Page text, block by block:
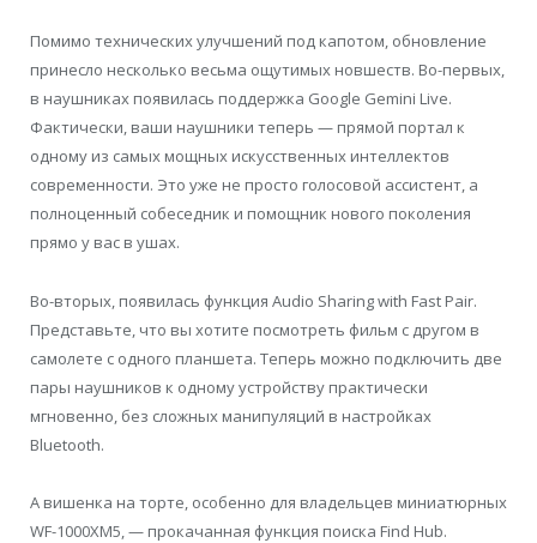
Помимо технических улучшений под капотом, обновление
принесло несколько весьма ощутимых новшеств. Во-первых,
в наушниках появилась поддержка Google Gemini Live.
Фактически, ваши наушники теперь — прямой портал к
одному из самых мощных искусственных интеллектов
современности. Это уже не просто голосовой ассистент, а
полноценный собеседник и помощник нового поколения
прямо у вас в ушах.
Во-вторых, появилась функция Audio Sharing with Fast Pair.
Представьте, что вы хотите посмотреть фильм с другом в
самолете с одного планшета. Теперь можно подключить две
пары наушников к одному устройству практически
мгновенно, без сложных манипуляций в настройках
Bluetooth.
А вишенка на торте, особенно для владельцев миниатюрных
WF-1000XM5, — прокачанная функция поиска Find Hub.